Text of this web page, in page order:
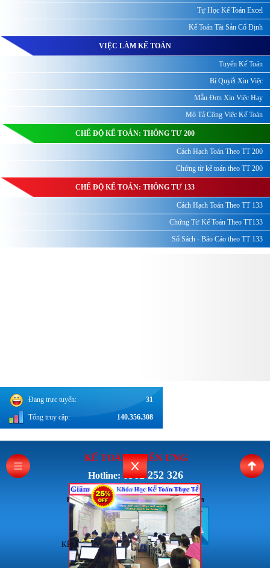
Tự Học Kế Toán Excel
Kế Toán Tài Sản Cố Định
VIỆC LÀM KẾ TOÁN
Tuyển Kế Toán
Bí Quyết Xin Việc
Mẫu Đơn Xin Việc Hay
Mô Tả Công Việc Kế Toán
CHẾ ĐỘ KẾ TOÁN: THÔNG TƯ 200
Cách Hạch Toán Theo TT 200
Chứng từ kế toán theo TT 200
CHẾ ĐỘ KẾ TOÁN: THÔNG TƯ 133
Cách Hạch Toán Theo TT 133
Chứng Từ Kế Toán Theo TT133
Sổ Sách - Báo Cáo theo TT 133
Đang trực tuyến: 31
Tổng truy cập: 140.356.308
KẾ TOÁN THIÊN ƯNG
Hotline: 0962 252 326
Email: Ketoanthienung6868@gmail.com
KẾ TOÁN THIÊN ƯNG